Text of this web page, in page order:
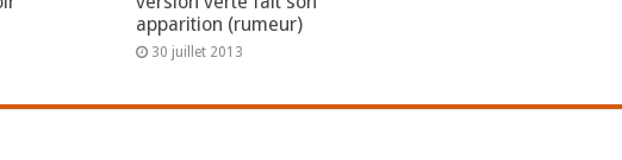
apparition (rumeur)
30 juillet 2013